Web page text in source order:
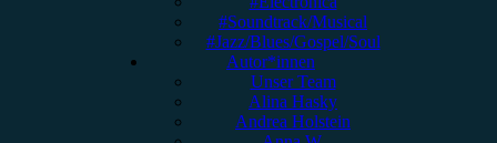
#Soundtrack/Musical
#Jazz/Blues/Gospel/Soul
Autor*innen
Unser Team
Alina Hasky
Andrea Holstein